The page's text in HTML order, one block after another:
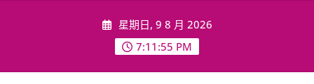
星期日, 9 8 月 2026
7:11:57 PM